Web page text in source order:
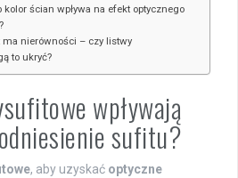
kolor ścian wpływa na efekt optycznego
ma nierówności – czy listwy
to ukryć?
wpływają
sufitu?
, aby uzyskać optyczne